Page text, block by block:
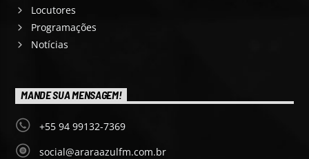
Locutores
Programações
Notícias
MANDE SUA MENSAGEM!
+55 94 99132-7369
social@araraazulfm.com.br